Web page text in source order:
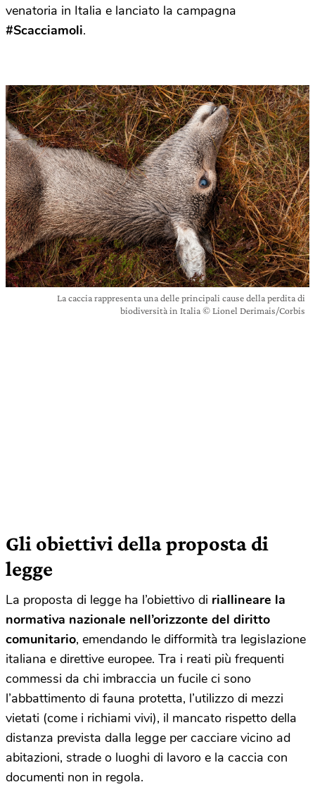
venatoria in Italia e lanciato la campagna
#Scacciamoli.
La caccia rappresenta una delle principali cause della perdita di
biodiversità in Italia © Lionel Derimais/Corbis
Gli obiettivi della proposta di
legge
La proposta di legge ha l’obiettivo di riallineare la
normativa nazionale nell’orizzonte del diritto
comunitario, emendando le difformità tra legislazione
italiana e direttive europee. Tra i reati più frequenti
commessi da chi imbraccia un fucile ci sono
l’abbattimento di fauna protetta, l’utilizzo di mezzi
vietati (come i richiami vivi), il mancato rispetto della
distanza prevista dalla legge per cacciare vicino ad
abitazioni, strade o luoghi di lavoro e la caccia con
documenti non in regola.